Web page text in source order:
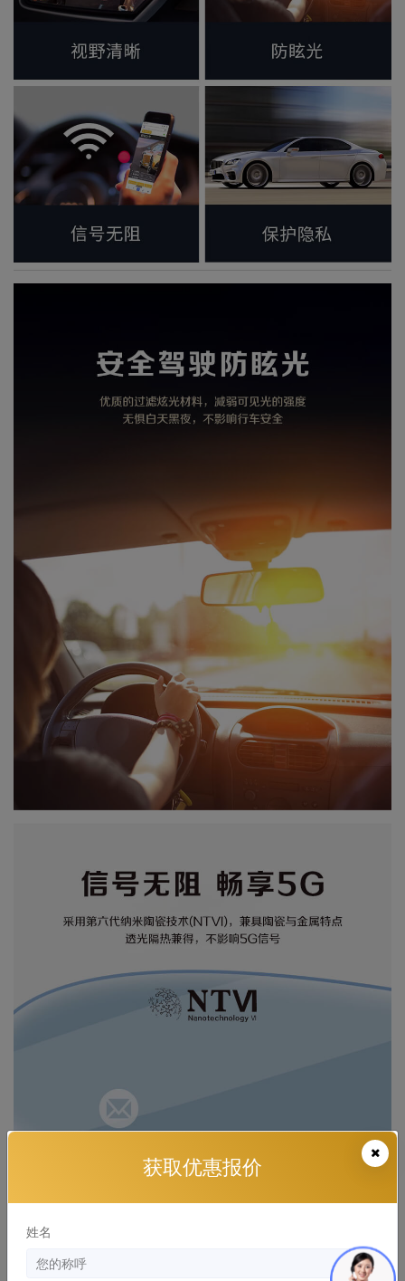
获取优惠报价
姓名